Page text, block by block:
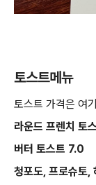
토스트메뉴
토스트 가격은 여
라운드 프렌치 토
버터 토스트 7.0
청포도, 프로슈토,